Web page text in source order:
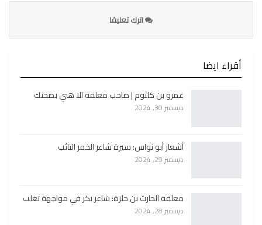
اترك تعليقا
أقراء ايضا
عمرو بن كلثوم | صاحب معلقة الا هبي بصحنك
ديسمبر 30, 2024
أشعار أبو نواس: سيرة شاعر الخمر التائب
ديسمبر 29, 2024
معلقة الحارث بن حلزة: شاعر بكر في مواجهة تغلب
ديسمبر 28, 2024